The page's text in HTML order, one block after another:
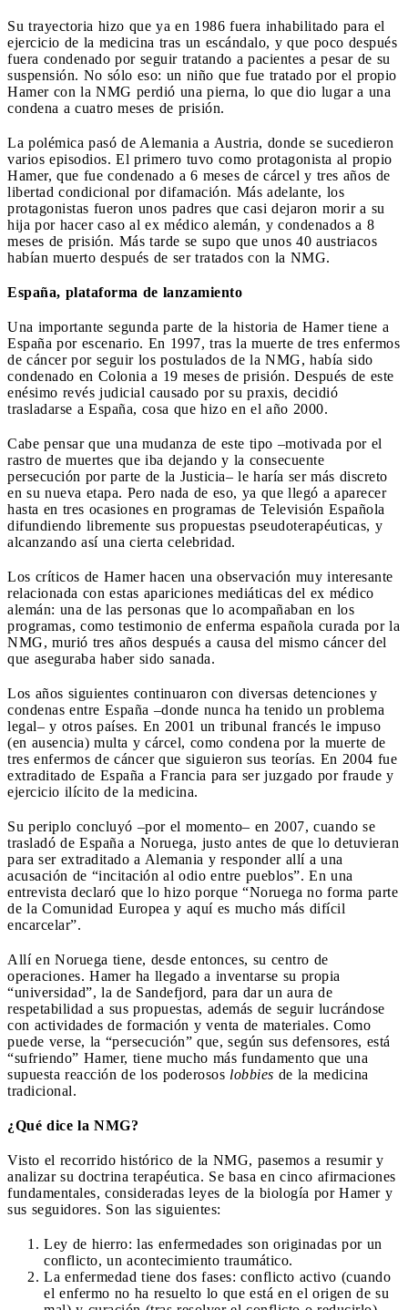
Su trayectoria hizo que ya en 1986 fuera inhabilitado para el
ejercicio de la medicina tras un escándalo, y que poco después
fuera condenado por seguir tratando a pacientes a pesar de su
suspensión. No sólo eso: un niño que fue tratado por el propio
Hamer con la NMG perdió una pierna, lo que dio lugar a una
condena a cuatro meses de prisión.
La polémica pasó de Alemania a Austria, donde se sucedieron
varios episodios. El primero tuvo como protagonista al propio
Hamer, que fue condenado a 6 meses de cárcel y tres años de
libertad condicional por difamación. Más adelante, los
protagonistas fueron unos padres que casi dejaron morir a su
hija por hacer caso al ex médico alemán, y condenados a 8
meses de prisión. Más tarde se supo que unos 40 austriacos
habían muerto después de ser tratados con la NMG.
España, plataforma de lanzamiento
Una importante segunda parte de la historia de Hamer tiene a
España por escenario. En 1997, tras la muerte de tres enfermos
de cáncer por seguir los postulados de la NMG, había sido
condenado en Colonia a 19 meses de prisión. Después de este
enésimo revés judicial causado por su praxis, decidió
trasladarse a España, cosa que hizo en el año 2000.
Cabe pensar que una mudanza de este tipo –motivada por el
rastro de muertes que iba dejando y la consecuente
persecución por parte de la Justicia– le haría ser más discreto
en su nueva etapa. Pero nada de eso, ya que llegó a aparecer
hasta en tres ocasiones en programas de Televisión Española
difundiendo libremente sus propuestas pseudoterapéuticas, y
alcanzando así una cierta celebridad.
Los críticos de Hamer hacen una observación muy interesante
relacionada con estas apariciones mediáticas del ex médico
alemán: una de las personas que lo acompañaban en los
programas, como testimonio de enferma española curada por la
NMG, murió tres años después a causa del mismo cáncer del
que aseguraba haber sido sanada.
Los años siguientes continuaron con diversas detenciones y
condenas entre España –donde nunca ha tenido un problema
legal– y otros países. En 2001 un tribunal francés le impuso
(en ausencia) multa y cárcel, como condena por la muerte de
tres enfermos de cáncer que siguieron sus teorías. En 2004 fue
extraditado de España a Francia para ser juzgado por fraude y
ejercicio ilícito de la medicina.
Su periplo concluyó –por el momento– en 2007, cuando se
trasladó de España a Noruega, justo antes de que lo detuvieran
para ser extraditado a Alemania y responder allí a una
acusación de “incitación al odio entre pueblos”. En una
entrevista declaró que lo hizo porque “Noruega no forma parte
de la Comunidad Europea y aquí es mucho más difícil
encarcelar”.
Allí en Noruega tiene, desde entonces, su centro de
operaciones. Hamer ha llegado a inventarse su propia
“universidad”, la de Sandefjord, para dar un aura de
respetabilidad a sus propuestas, además de seguir lucrándose
con actividades de formación y venta de materiales. Como
puede verse, la “persecución” que, según sus defensores, está
“sufriendo” Hamer, tiene mucho más fundamento que una
supuesta reacción de los poderosos lobbies de la medicina
tradicional.
¿Qué dice la NMG?
Visto el recorrido histórico de la NMG, pasemos a resumir y
analizar su doctrina terapéutica. Se basa en cinco afirmaciones
fundamentales, consideradas leyes de la biología por Hamer y
sus seguidores. Son las siguientes:
Ley de hierro: las enfermedades son originadas por un
conflicto, un acontecimiento traumático.
La enfermedad tiene dos fases: conflicto activo (cuando
el enfermo no ha resuelto lo que está en el origen de su